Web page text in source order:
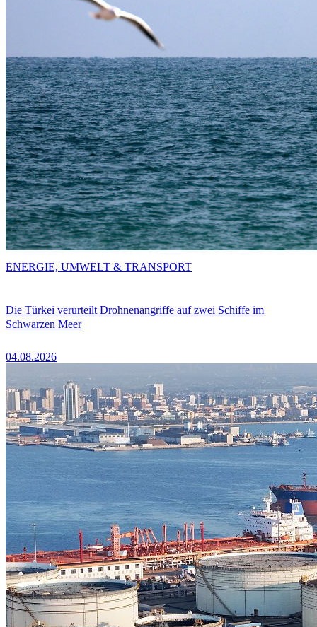
Die Türkei verurteilt Drohnenangriffe auf zwei Schiffe im
Schwarzen Meer
04.08.2026
ENERGIE, UMWELT & TRANSPORT